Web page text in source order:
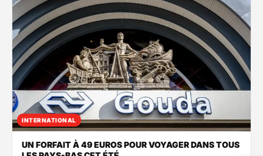
INTERNATIONAL
UN FORFAIT À 49 EUROS POUR VOYAGER DANS TOUS